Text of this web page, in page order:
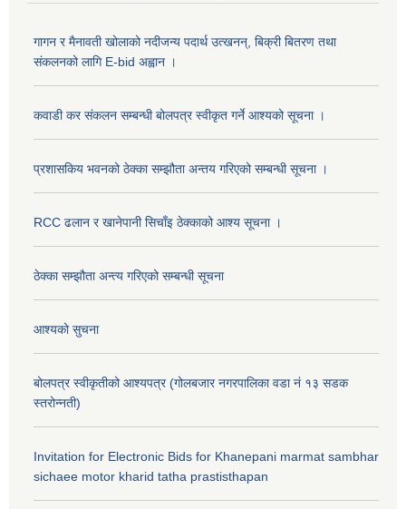
गागन र मैनावती खोलाको नदीजन्य पदार्थ उत्खनन्, बिक्री बितरण तथा
संकलनको लागि E-bid अह्वान ।
कवाडी कर संकलन सम्बन्धी बोलपत्र स्वीकृत गर्ने आश्यको सूचना ।
प्रशासकिय भवनको ठेक्का सम्झौता अन्तय गरिएको सम्बन्धी सूचना ।
RCC ढलान र खानेपानी सिचाँइ ठेक्काको आश्य सूचना ।
ठेक्का सम्झौता अन्त्य गरिएको सम्बन्धी सूचना
आश्यको सुचना
बोलपत्र स्वीकृतीको आश्यपत्र (गोलबजार नगरपालिका वडा नं १३ सडक
स्तरोन्नती)
Invitation for Electronic Bids for Khanepani marmat sambhar
sichaee motor kharid tatha prastisthapan